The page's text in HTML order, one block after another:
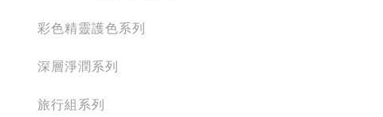
彩色精靈護色系列
深層淨潤系列
旅行組系列